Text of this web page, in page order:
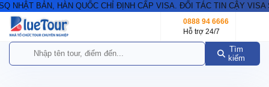
NHẬT BẢN, HÀN QUỐC CHỈ ĐỊNH CẤP VISA. ĐỐI TÁC TIN CẬY VISA
0888 94 6666
Hỗ trợ 24/7
Tìm
kiếm